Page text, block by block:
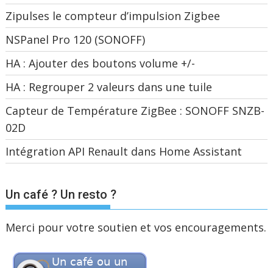
Zipulses le compteur d’impulsion Zigbee
NSPanel Pro 120 (SONOFF)
HA : Ajouter des boutons volume +/-
HA : Regrouper 2 valeurs dans une tuile
Capteur de Température ZigBee : SONOFF SNZB-
02D
Intégration API Renault dans Home Assistant
Un café ? Un resto ?
Merci pour votre soutien et vos encouragements.